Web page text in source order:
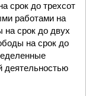
срок до трехсот
работами на
на срок до двух
на срок до
деятельностью